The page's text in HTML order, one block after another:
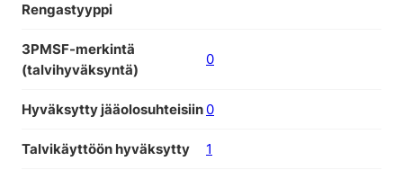
Rengastyyppi
3PMSF-merkintä
(talvihyväksyntä)
0
Hyväksytty jääolosuhteisiin 0
Talvikäyttöön hyväksytty 1